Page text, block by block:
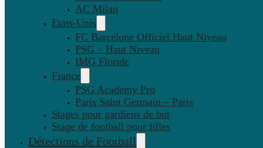
AC Milan
Etats-Unis
FC Barcelone Officiel Haut Niveau
PSG – Haut Niveau
IMG Floride
France
PSG Academy Pro
Paris Saint Germain – Paris
Stages pour gardiens de but
Stage de football pour filles
Détections de Football